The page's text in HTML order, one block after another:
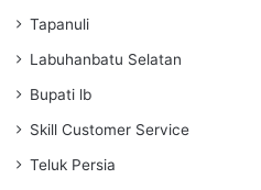
Tapanuli
Labuhanbatu Selatan
Bupati lb
Skill Customer Service
Teluk Persia